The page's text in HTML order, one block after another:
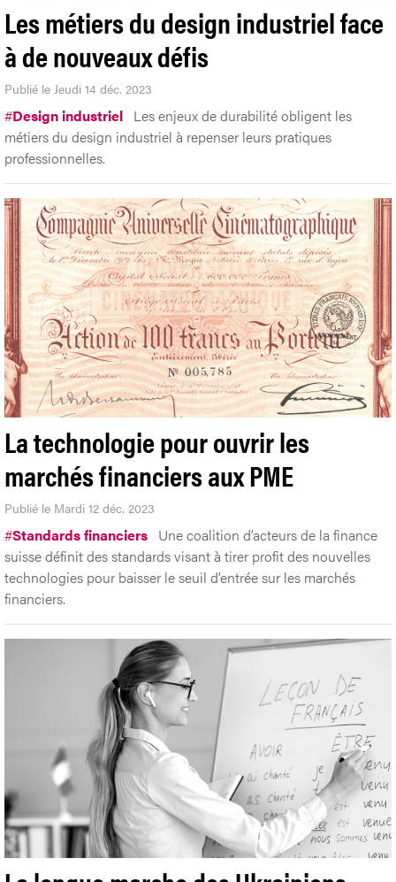
Les métiers du design industriel face
à de nouveaux défis
Publié le Jeudi 14 déc. 2023
#Design industriel Les enjeux de durabilité obligent les
métiers du design industriel à repenser leurs pratiques
professionnelles.
La technologie pour ouvrir les
marchés financiers aux PME
Publié le Mardi 12 déc. 2023
#Standards financiers Une coalition d’acteurs de la finance
suisse définit des standards visant à tirer profit des nouvelles
technologies pour baisser le seuil d’entrée sur les marchés
financiers.